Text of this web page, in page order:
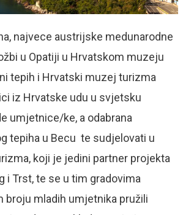
najvece austrijske medunarodne
u Opatiji u Hrvatskom muzeju
tepih i Hrvatski muzej turizma
iz Hrvatske udu u svjetsku
umjetnice/ke, a odabrana
tepiha u Becu te sudjelovati u
koji je jedini partner projekta
i Trst, te se u tim gradovima
broju mladih umjetnika pružili